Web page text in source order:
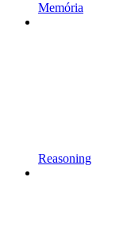
Memória
Reasoning